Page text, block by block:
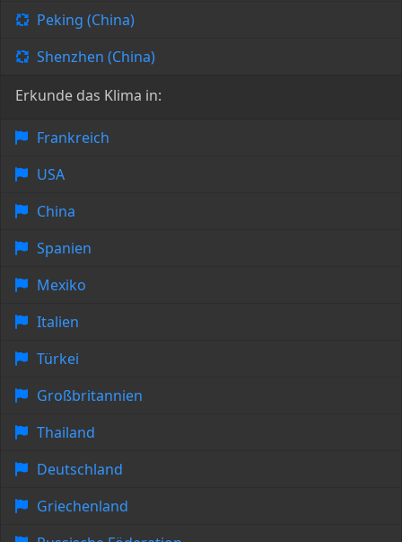
Peking (China)
Shenzhen (China)
Erkunde das Klima in:
Frankreich
USA
China
Spanien
Mexiko
Italien
Türkei
Großbritannien
Thailand
Deutschland
Griechenland